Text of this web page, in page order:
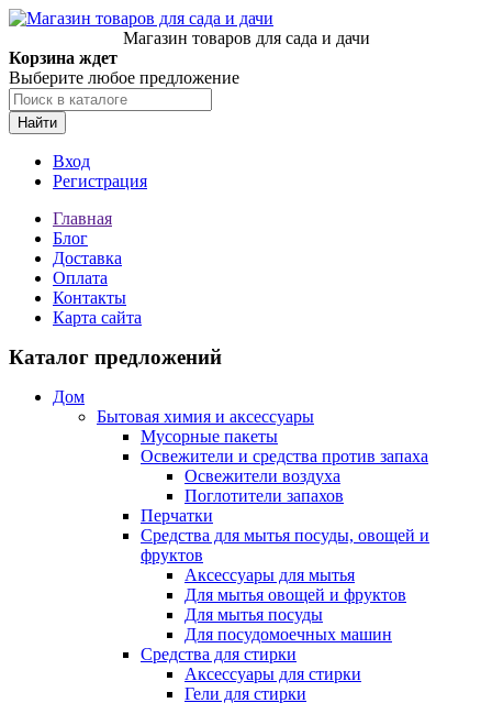
Магазин товаров для сада и дачи
Корзина ждет
Выберите любое предложение
Найти
Вход
Регистрация
Главная
Блог
Доставка
Оплата
Контакты
Карта сайта
Каталог предложений
Дом
Бытовая химия и аксессуары
Мусорные пакеты
Освежители и средства против запаха
Освежители воздуха
Поглотители запахов
Перчатки
Средства для мытья посуды, овощей и
фруктов
Аксессуары для мытья
Для мытья овощей и фруктов
Для мытья посуды
Для посудомоечных машин
Средства для стирки
Аксессуары для стирки
Гели для стирки